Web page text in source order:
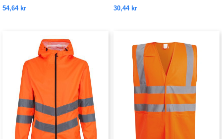
54,64 kr
30,44 kr